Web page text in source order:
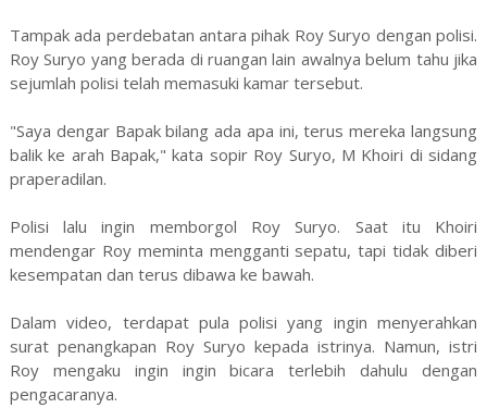
Tampak ada perdebatan antara pihak Roy Suryo dengan polisi.
Roy Suryo yang berada di ruangan lain awalnya belum tahu jika
sejumlah polisi telah memasuki kamar tersebut.
"Saya dengar Bapak bilang ada apa ini, terus mereka langsung
balik ke arah Bapak," kata sopir Roy Suryo, M Khoiri di sidang
praperadilan.
Polisi lalu ingin memborgol Roy Suryo. Saat itu Khoiri
mendengar Roy meminta mengganti sepatu, tapi tidak diberi
kesempatan dan terus dibawa ke bawah.
Dalam video, terdapat pula polisi yang ingin menyerahkan
surat penangkapan Roy Suryo kepada istrinya. Namun, istri
Roy mengaku ingin ingin bicara terlebih dahulu dengan
pengacaranya.